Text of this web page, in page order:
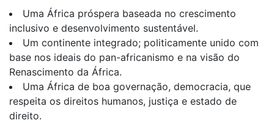
Uma África próspera baseada no crescimento
inclusivo e desenvolvimento sustentável.
Um continente integrado; politicamente unido com
base nos ideais do pan-africanismo e na visão do
Renascimento da África.
Uma África de boa governação, democracia, que
respeita os direitos humanos, justiça e estado de
direito.